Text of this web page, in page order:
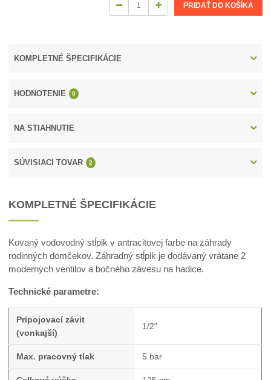
PRIDAŤ DO KOŠÍKA
KOMPLETNÉ ŠPECIFIKÁCIE
HODNOTENIE 0
NA STIAHNUTIE
SÚVISIACI TOVAR 2
KOMPLETNÉ ŠPECIFIKÁCIE
Kovaný vodovodný stĺpik v antracitovej farbe na záhrady
rodinných domčekov. Záhradný stĺpik je dodávaný vrátane 2
moderných ventilov a bočného závesu na hadice.
Technické parametre:
Pripojovací závit
(vonkajší)
1/2"
Max. pracovný tlak 5 bar